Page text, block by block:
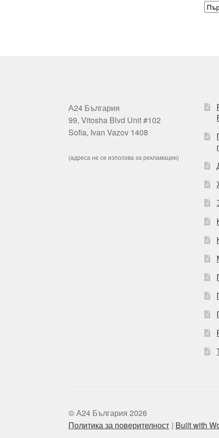
А24 България
99, Vitosha Blvd Unit #102
Sofia, Ivan Vazov 1408
(адреса не се използва за рекламации)
© А24 България 2026
Политика за поверителност
Built with